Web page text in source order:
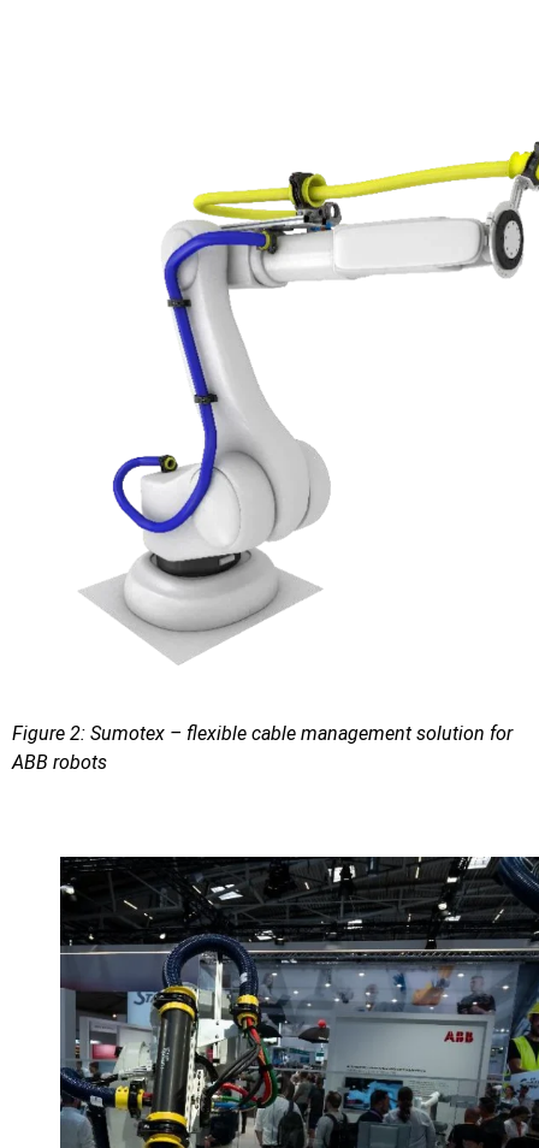
Figure 2: Sumotex – flexible cable management solution for
ABB robots